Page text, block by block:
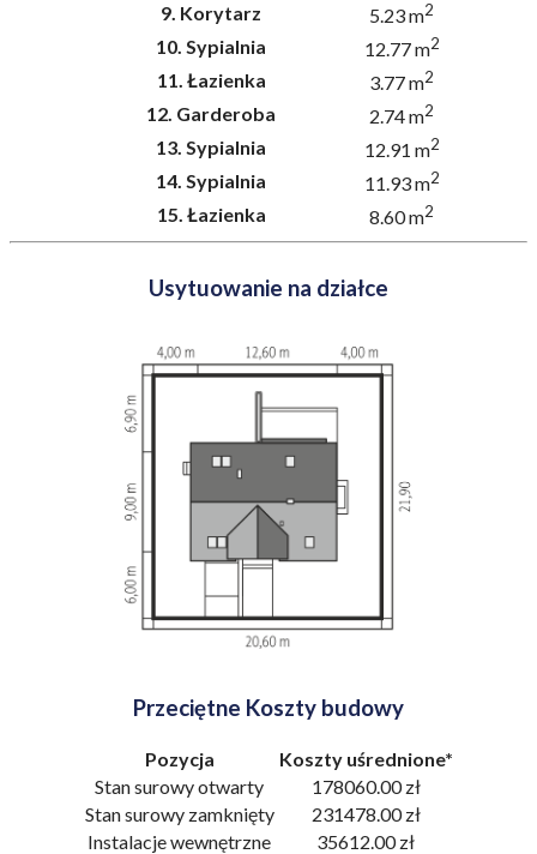
9. Korytarz 5.23 m2
10. Sypialnia 12.77 m2
11. Łazienka 3.77 m2
12. Garderoba 2.74 m2
13. Sypialnia 12.91 m2
14. Sypialnia 11.93 m2
15. Łazienka 8.60 m2
Usytuowanie na działce
Przeciętne Koszty budowy
Pozycja
Koszty uśrednione*
Stan surowy otwarty
178060.00 zł
Stan surowy zamknięty
231478.00 zł
Instalacje wewnętrzne
35612.00 zł